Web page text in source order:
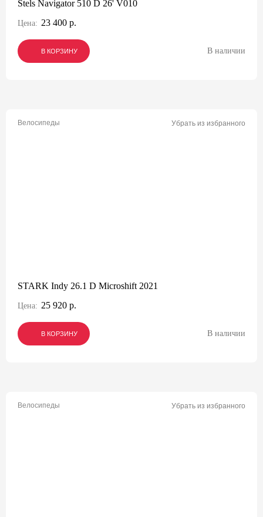
Stels Navigator 510 D 26' V010
Цена: 23 400 р.
В КОРЗИНУ
В КОРЗИНУ
В КОРЗИНУ В наличии
Велосипеды Убрать из избранного
STARK Indy 26.1 D Microshift 2021
Цена: 25 920 р.
В КОРЗИНУ
В КОРЗИНУ
В КОРЗИНУ В наличии
Велосипеды Убрать из избранного